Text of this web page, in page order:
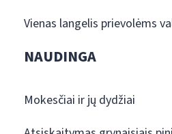
Vienas langelis prievolėms
NAUDINGA
Mokesčiai ir jų dydžiai